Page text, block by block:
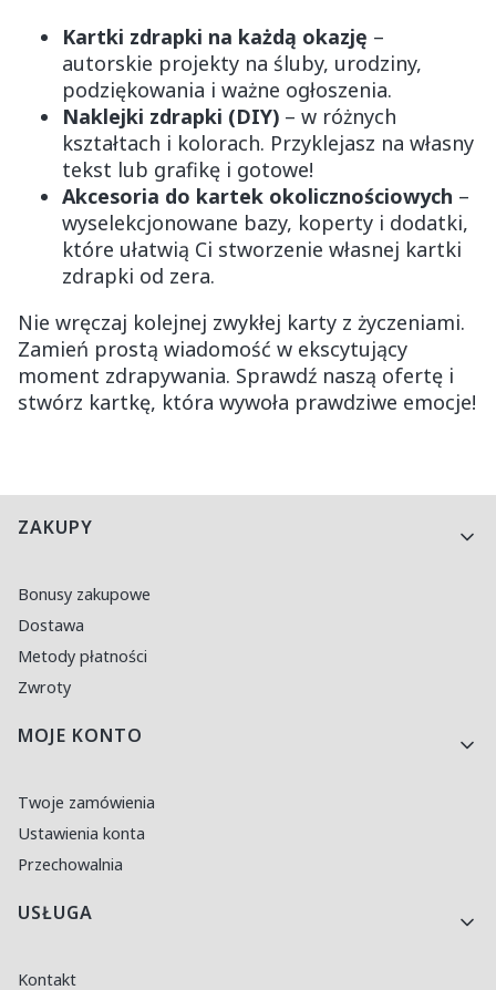
Kartki zdrapki na każdą okazję –
autorskie projekty na śluby, urodziny,
podziękowania i ważne ogłoszenia.
Naklejki zdrapki (DIY) – w różnych
kształtach i kolorach. Przyklejasz na własny
tekst lub grafikę i gotowe!
Akcesoria do kartek okolicznościowych –
wyselekcjonowane bazy, koperty i dodatki,
które ułatwią Ci stworzenie własnej kartki
zdrapki od zera.
Nie wręczaj kolejnej zwykłej karty z życzeniami.
Zamień prostą wiadomość w ekscytujący
moment zdrapywania. Sprawdź naszą ofertę i
stwórz kartkę, która wywoła prawdziwe emocje!
Linki w stopce
ZAKUPY
Bonusy zakupowe
Dostawa
Metody płatności
Zwroty
MOJE KONTO
Twoje zamówienia
Ustawienia konta
Przechowalnia
USŁUGA
Kontakt